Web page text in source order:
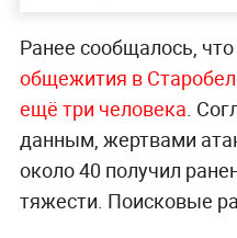
Ранее сообщалось, что
общежития в
ещё три человека.
данным, жертвами
около 40 получил
тяжести. Поисковые